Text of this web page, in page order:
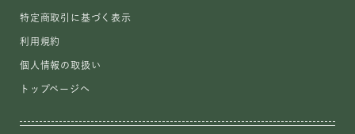
特定商取引に基づく表示
利用規約
個人情報の取扱い
トップページへ